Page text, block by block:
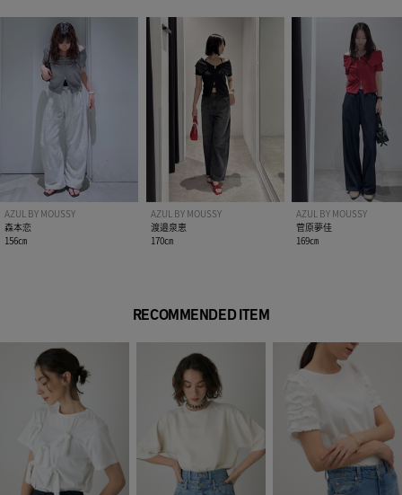
※画像の商品は光の照射や角度、お使いのモニター環境によ
り、実物と色味が異なる場合がございます。
※着用、お取り扱いの際は、アテンションタグをご確認くださ
い。
AZUL BY MOUSSY
森本恋
156㎝
AZUL BY MOUSSY
渡邉泉恵
170㎝
AZUL BY MOUSSY
菅原夢佳
169㎝
RECOMMENDED ITEM